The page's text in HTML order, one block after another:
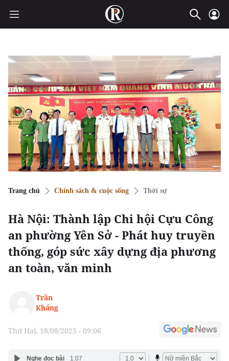
Trang chủ Chính sách & cuộc sống Thời sự
Hà Nội: Thành lập Chi hội Cựu Công
an phường Yên Sở - Phát huy truyền
thống, góp sức xây dựng địa phương
an toàn, văn minh
Trần
Kháng
Thứ Hai, 18/08/2025 - 09:06
Nghe đọc bài 1:07